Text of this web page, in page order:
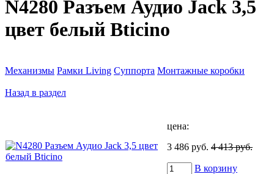
N4280 Разъем Аудио Jack 3,5
цвет белый Bticino
Механизмы Рамки Living Суппорта Монтажные коробки
Назад в раздел
цена:
3 486 руб. 4 413 руб.
В корзину